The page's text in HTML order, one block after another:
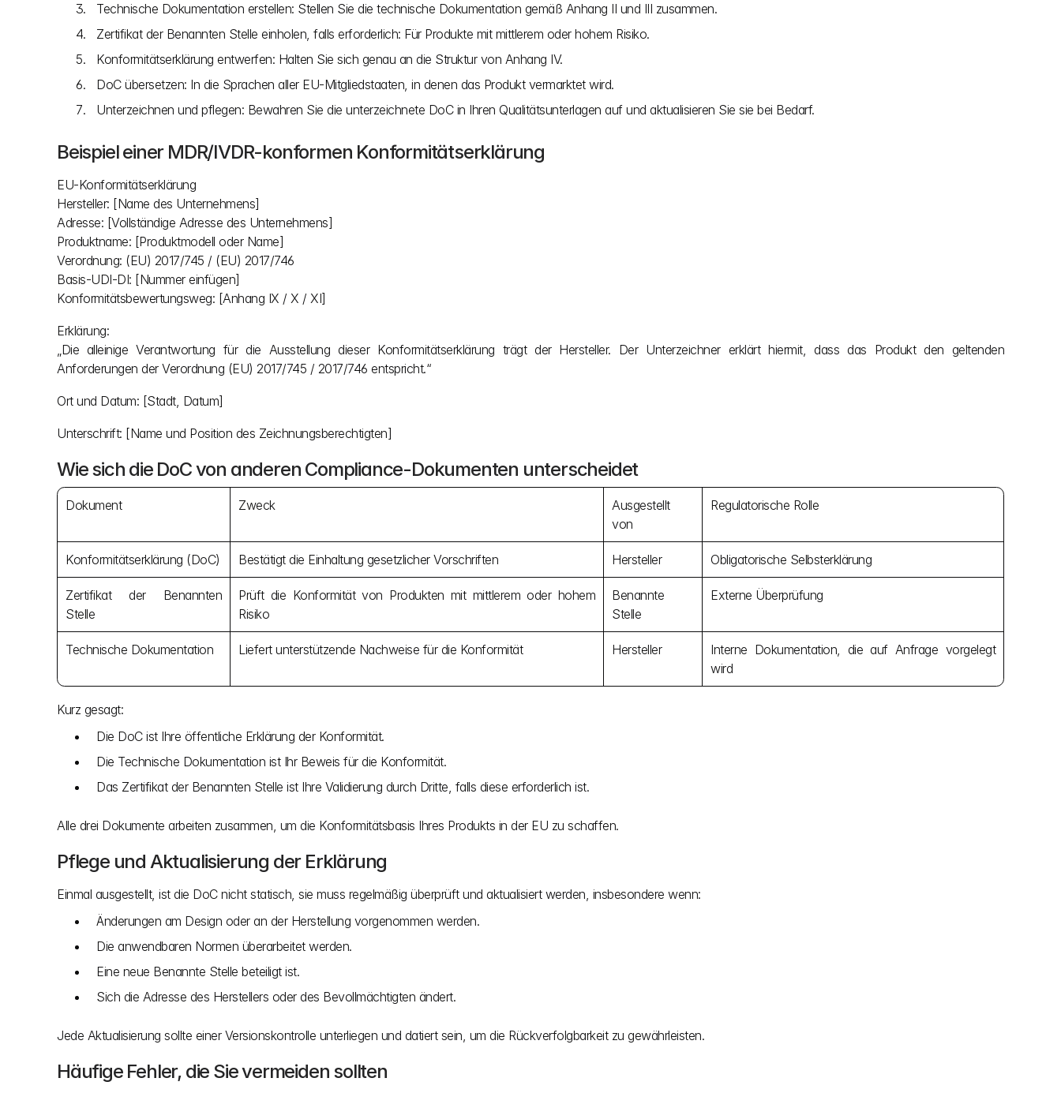
Technische Dokumentation erstellen: Stellen Sie die technische Dokumentation gemäß Anhang II und III zusammen.
Zertifikat der Benannten Stelle einholen, falls erforderlich: Für Produkte mit mittlerem oder hohem Risiko.
Konformitätserklärung entwerfen: Halten Sie sich genau an die Struktur von Anhang IV.
DoC übersetzen: In die Sprachen aller EU-Mitgliedstaaten, in denen das Produkt vermarktet wird.
Unterzeichnen und pflegen: Bewahren Sie die unterzeichnete DoC in Ihren Qualitätsunterlagen auf und aktualisieren Sie sie bei Bedarf.
Beispiel einer MDR/IVDR-konformen Konformitätserklärung
EU-Konformitätserklärung
Hersteller: [Name des Unternehmens]
Adresse: [Vollständige Adresse des Unternehmens]
Produktname: [Produktmodell oder Name]
Verordnung: (EU) 2017/745 / (EU) 2017/746
Basis-UDI-DI: [Nummer einfügen]
Konformitätsbewertungsweg: [Anhang IX / X / XI]
Erklärung:
„Die alleinige Verantwortung für die Ausstellung dieser Konformitätserklärung trägt der Hersteller. Der Unterzeichner erklärt hiermit, dass das Produkt den geltenden
Anforderungen der Verordnung (EU) 2017/745 / 2017/746 entspricht.“
Ort und Datum: [Stadt, Datum]
Unterschrift: [Name und Position des Zeichnungsberechtigten]
Wie sich die DoC von anderen Compliance-Dokumenten unterscheidet
Dokument Zweck
Ausgestellt
von
Regulatorische Rolle
Konformitätserklärung (DoC) Bestätigt die Einhaltung gesetzlicher Vorschriften Hersteller Obligatorische Selbsterklärung
Zertifikat der Benannten
Stelle
Prüft die Konformität von Produkten mit mittlerem oder hohem
Risiko
Benannte
Stelle
Externe Überprüfung
Technische Dokumentation Liefert unterstützende Nachweise für die Konformität Hersteller
Interne Dokumentation, die auf Anfrage vorgelegt
wird
Kurz gesagt:
Die DoC ist Ihre öffentliche Erklärung der Konformität.
Die Technische Dokumentation ist Ihr Beweis für die Konformität.
Das Zertifikat der Benannten Stelle ist Ihre Validierung durch Dritte, falls diese erforderlich ist.
Alle drei Dokumente arbeiten zusammen, um die Konformitätsbasis Ihres Produkts in der EU zu schaffen.
Pflege und Aktualisierung der Erklärung
Einmal ausgestellt, ist die DoC nicht statisch, sie muss regelmäßig überprüft und aktualisiert werden, insbesondere wenn:
Änderungen am Design oder an der Herstellung vorgenommen werden.
Die anwendbaren Normen überarbeitet werden.
Eine neue Benannte Stelle beteiligt ist.
Sich die Adresse des Herstellers oder des Bevollmächtigten ändert.
Jede Aktualisierung sollte einer Versionskontrolle unterliegen und datiert sein, um die Rückverfolgbarkeit zu gewährleisten.
Häufige Fehler, die Sie vermeiden sollten